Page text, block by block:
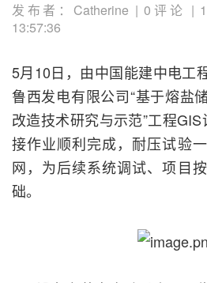
发布者：Catherine | 0评论 |
13:57:36
5月10日，由中国能建中电工
鲁西发电有限公司“基于熔盐
改造技术研究与示范”工程
接作业顺利完成，耐压试验
网，为后续系统调试、项目
础。